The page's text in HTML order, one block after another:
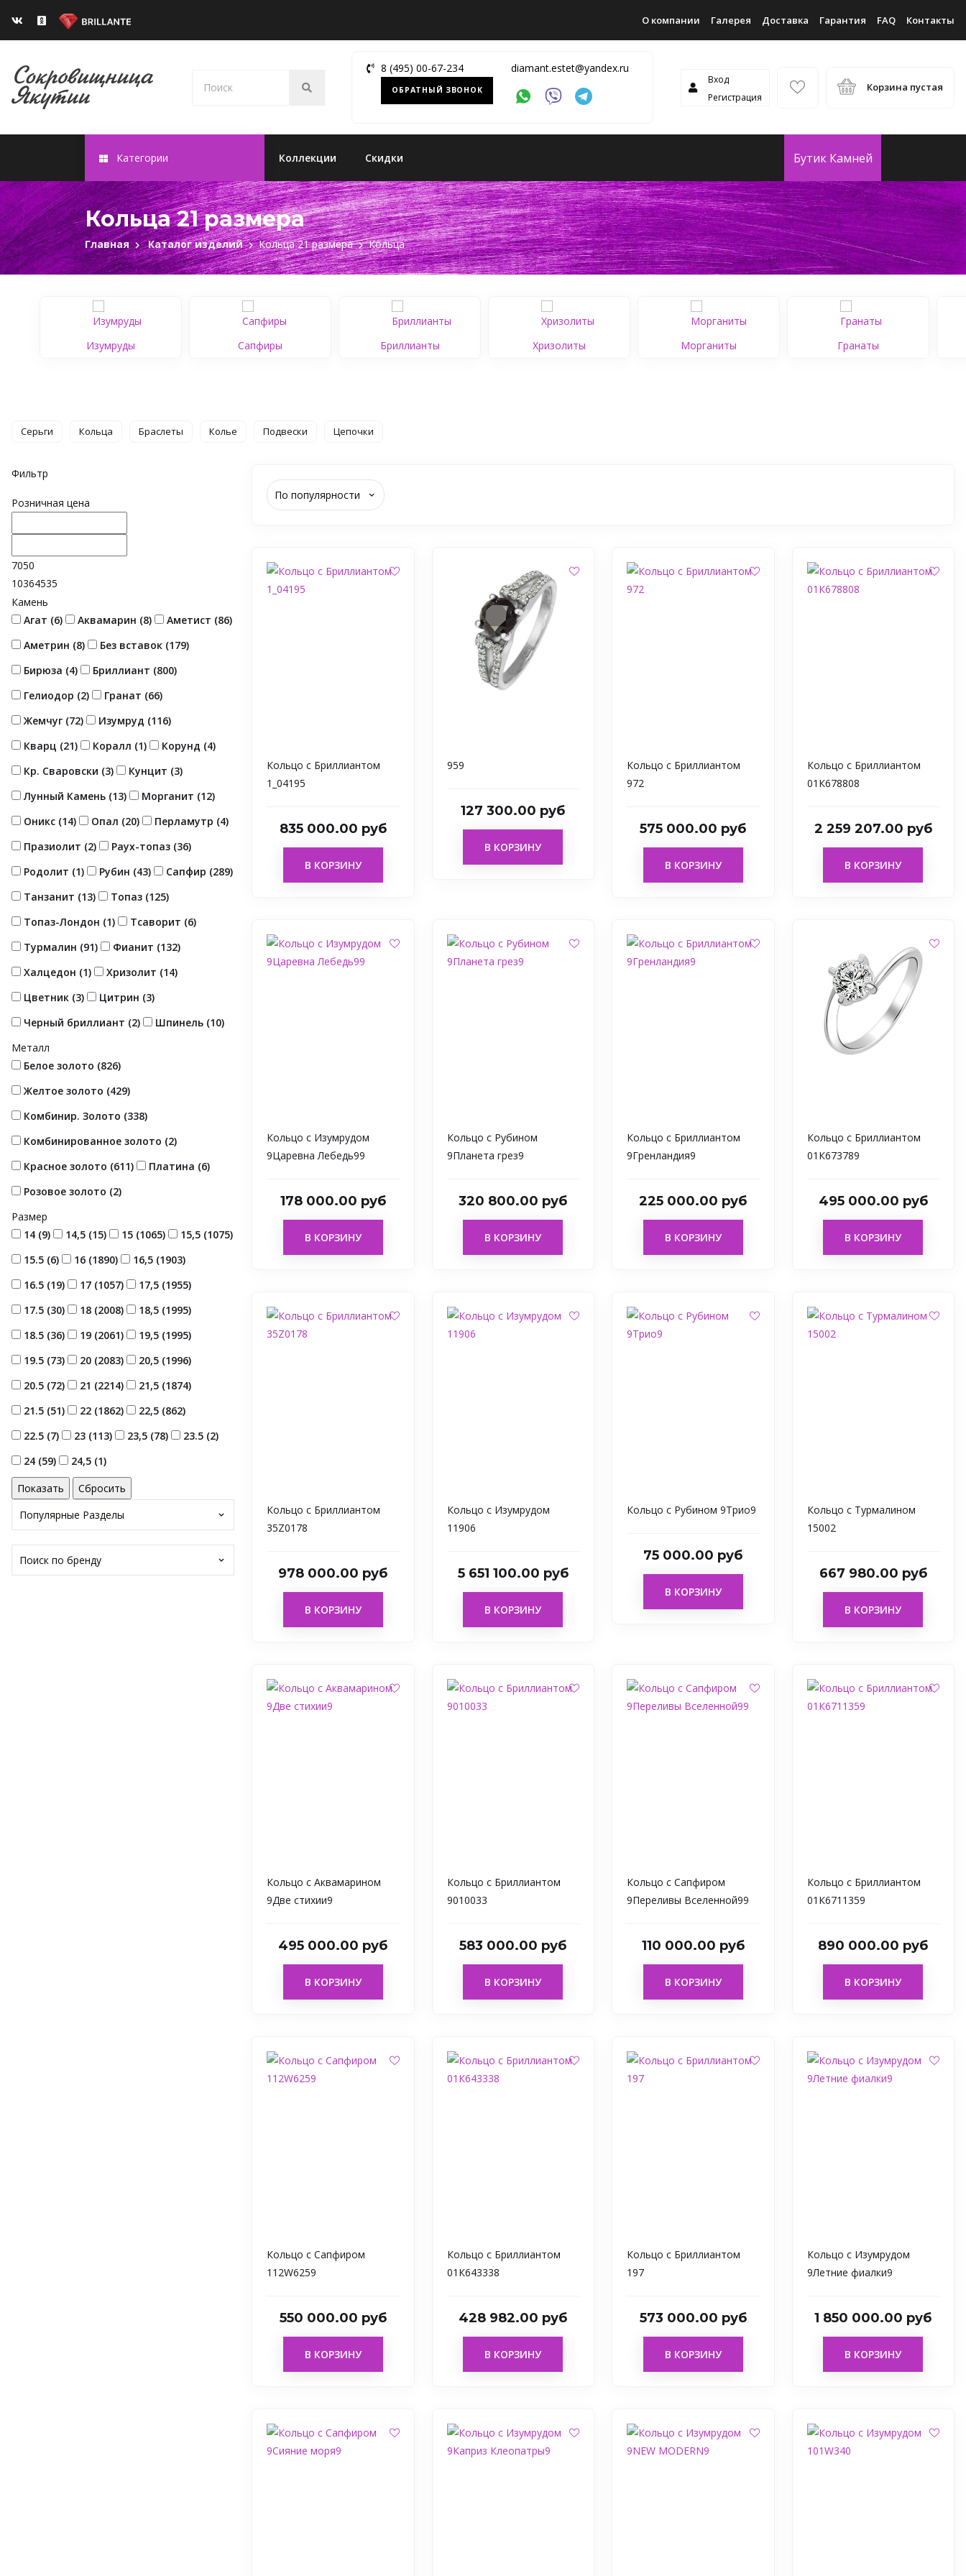
О компании Галерея Доставка Гарантия FAQ Контакты
8 (495) 00-67-234
ОБРАТНЫЙ ЗВОНОК
diamant.estet@yandex.ru
Вход
Регистрация
Корзина пустая
Категории Коллекции Скидки Бутик Камней
Кольца 21 размера
Главная Каталог изделий Кольца 21 размера Кольца
Изумруды Сапфиры Бриллианты Хризолиты Морганиты Гранаты
Серьги Кольца Браслеты Колье Подвески Цепочки
Фильтр
Розничная цена
7050
10364535
Камень
Агат (6) Аквамарин (8) Аметист (86)
Аметрин (8) Без вставок (179)
Бирюза (4) Бриллиант (800)
Гелиодор (2) Гранат (66)
Жемчуг (72) Изумруд (116)
Кварц (21) Коралл (1) Корунд (4)
Кр. Сваровски (3) Кунцит (3)
Лунный Камень (13) Морганит (12)
Оникс (14) Опал (20) Перламутр (4)
Празиолит (2) Раух-топаз (36)
Родолит (1) Рубин (43) Сапфир (289)
Танзанит (13) Топаз (125)
Топаз-Лондон (1) Тсаворит (6)
Турмалин (91) Фианит (132)
Халцедон (1) Хризолит (14)
Цветник (3) Цитрин (3)
Черный бриллиант (2) Шпинель (10)
Металл
Белое золото (826)
Желтое золото (429)
Комбинир. Золото (338)
Комбинированное золото (2)
Красное золото (611) Платина (6)
Розовое золото (2)
Размер
14 (9) 14,5 (15) 15 (1065) 15,5 (1075)
15.5 (6) 16 (1890) 16,5 (1903)
16.5 (19) 17 (1057) 17,5 (1955)
17.5 (30) 18 (2008) 18,5 (1995)
18.5 (36) 19 (2061) 19,5 (1995)
19.5 (73) 20 (2083) 20,5 (1996)
20.5 (72) 21 (2214) 21,5 (1874)
21.5 (51) 22 (1862) 22,5 (862)
22.5 (7) 23 (113) 23,5 (78) 23.5 (2)
24 (59) 24,5 (1)
Популярные Разделы
Поиск по бренду
По популярности
Кольцо с Бриллиантом
1_04195
835 000.00 руб
В КОРЗИНУ
959
127 300.00 руб
В КОРЗИНУ
Кольцо с Бриллиантом
972
575 000.00 руб
В КОРЗИНУ
Кольцо с Бриллиантом
01К678808
2 259 207.00 руб
В КОРЗИНУ
Кольцо с Изумрудом
9Царевна Лебедь99
178 000.00 руб
В КОРЗИНУ
Кольцо с Рубином
9Планета грез9
320 800.00 руб
В КОРЗИНУ
Кольцо с Бриллиантом
9Гренландия9
225 000.00 руб
В КОРЗИНУ
Кольцо с Бриллиантом
01К673789
495 000.00 руб
В КОРЗИНУ
Кольцо с Бриллиантом
35Z0178
978 000.00 руб
В КОРЗИНУ
Кольцо с Изумрудом
11906
5 651 100.00 руб
В КОРЗИНУ
Кольцо с Рубином 9Трио9
75 000.00 руб
В КОРЗИНУ
Кольцо с Турмалином
15002
667 980.00 руб
В КОРЗИНУ
Кольцо с Аквамарином
9Две стихии9
495 000.00 руб
В КОРЗИНУ
Кольцо с Бриллиантом
9010033
583 000.00 руб
В КОРЗИНУ
Кольцо с Сапфиром
9Переливы Вселенной99
110 000.00 руб
В КОРЗИНУ
Кольцо с Бриллиантом
01К6711359
890 000.00 руб
В КОРЗИНУ
Кольцо с Сапфиром
112W6259
550 000.00 руб
В КОРЗИНУ
Кольцо с Бриллиантом
01К643338
428 982.00 руб
В КОРЗИНУ
Кольцо с Бриллиантом
197
573 000.00 руб
В КОРЗИНУ
Кольцо с Изумрудом
9Летние фиалки9
1 850 000.00 руб
В КОРЗИНУ